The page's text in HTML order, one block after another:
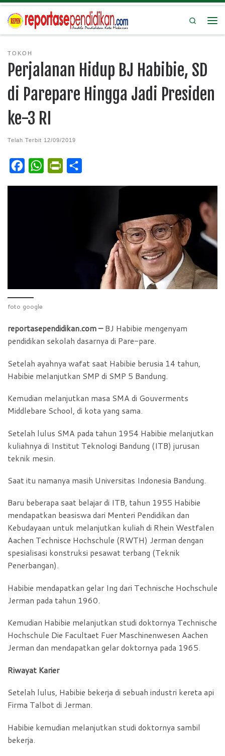
Search
TOKOH
Perjalanan Hidup BJ Habibie, SD
di Parepare Hingga Jadi Presiden
ke-3 RI
Telah Terbit 12/09/2019
W
l
y
foto google
reportasependidikan.com –BJ Habibie mengenyam
pendidikan sekolah dasarnya di Pare-pare.
Setelah ayahnya wafat saat Habibie berusia 14 tahun,
Habibie melanjutkan SMP di SMP 5 Bandung.
Kemudian melanjutkan masa SMA di Gouverments
Middlebare School, di kota yang sama.
Setelah lulus SMA pada tahun 1954 Habibie melanjutkan
kuliahnya di Institut Teknologi Bandung (ITB) jurusan
teknik mesin.
Saat itu namanya masih Universitas Indonesia Bandung.
Baru beberapa saat belajar di ITB, tahun 1955 Habibie
mendapatkan beasiswa dari Menteri Pendidikan dan
Kebudayaan untuk melanjutkan kuliah di Rhein Westfalen
Aachen Technisce Hochschule (RWTH) Jerman dengan
spesialisasi konstruksi pesawat terbang (Teknik
Penerbangan).
Habibie mendapatkan gelar Ing dari Technische Hochschule
Jerman pada tahun 1960.
Kemudian Habibie melanjutkan studi doktornya Technische
Hochschule Die Facultaet Fuer Maschinenwesen Aachen
Jerman dan mendapatkan gelar doktornya pada 1965.
Riwayat Karier
Setelah lulus, Habibie bekerja di sebuah industri kereta api
Firma Talbot di Jerman.
Habibie kemudian melanjutkan studi doktornya sambil
bekerja.